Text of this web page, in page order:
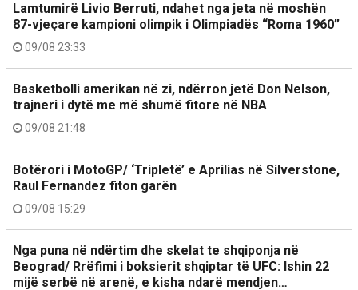
Lamtumirë Livio Berruti, ndahet nga jeta në moshën
87-vjeçare kampioni olimpik i Olimpiadës “Roma 1960”
09/08 23:33
Basketbolli amerikan në zi, ndërron jetë Don Nelson,
trajneri i dytë me më shumë fitore në NBA
09/08 21:48
Botërori i MotoGP/ ‘Tripletë’ e Aprilias në Silverstone,
Raul Fernandez fiton garën
09/08 15:29
Nga puna në ndërtim dhe skelat te shqiponja në
Beograd/ Rrëfimi i boksierit shqiptar të UFC: Ishin 22
mijë serbë në arenë, e kisha ndarë mendjen…